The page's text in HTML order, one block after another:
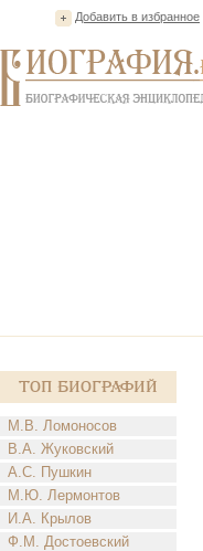
Добавить в избранное
Топ Биографий
М.В. Ломоносов
В.А. Жуковский
А.С. Пушкин
М.Ю. Лермонтов
И.А. Крылов
Ф.М. Достоевский